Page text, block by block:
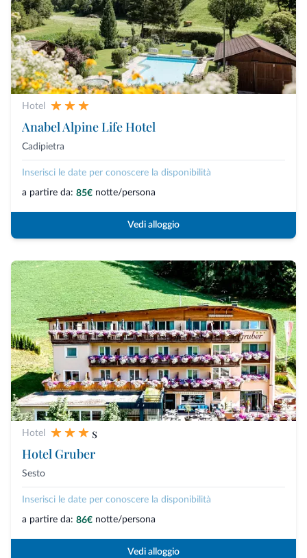
Hotel
Anabel Alpine Life Hotel
Cadipietra
Inserisci le date per conoscere la disponibilità
a partire da: 85€ notte/persona
Vedi alloggio
Hotel
s
Hotel Gruber
Sesto
Inserisci le date per conoscere la disponibilità
a partire da: 86€ notte/persona
Vedi alloggio